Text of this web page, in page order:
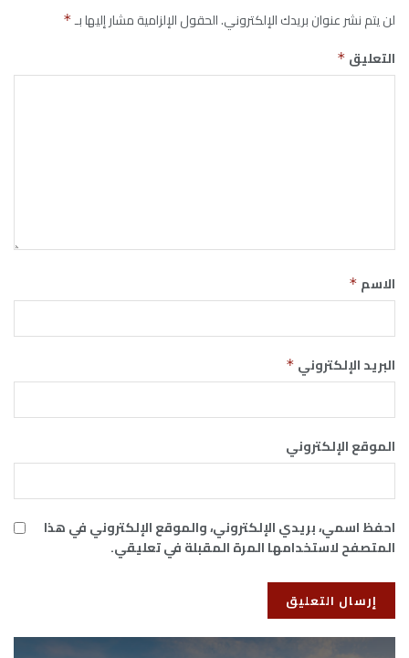
لن يتم نشر عنوان بريدك الإلكتروني.الحقول الإلزامية مشار إليها بـ*
التعليق *
الاسم *
البريد الإلكتروني *
الموقع الإلكتروني
احفظ اسمي، بريدي الإلكتروني، والموقع الإلكتروني في هذا
المتصفح لاستخدامها المرة المقبلة في تعليقي.